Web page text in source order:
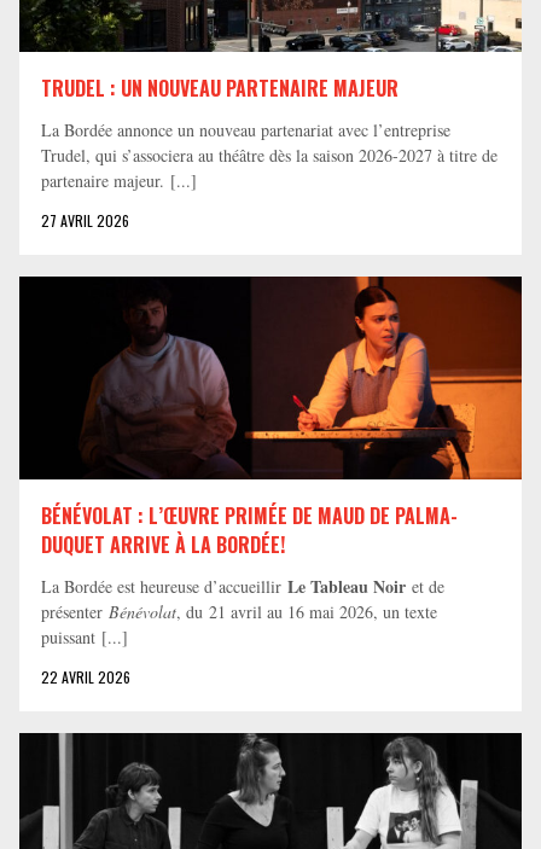
TRUDEL : UN NOUVEAU PARTENAIRE MAJEUR
La Bordée annonce un nouveau partenariat avec l’entreprise
Trudel, qui s’associera au théâtre dès la saison 2026-2027 à titre de
partenaire majeur. [...]
27 AVRIL 2026
BÉNÉVOLAT : L’ŒUVRE PRIMÉE DE MAUD DE PALMA-
DUQUET ARRIVE À LA BORDÉE!
La Bordée est heureuse d’accueillir Le Tableau Noir et de
présenter Bénévolat, du 21 avril au 16 mai 2026, un texte
puissant [...]
22 AVRIL 2026